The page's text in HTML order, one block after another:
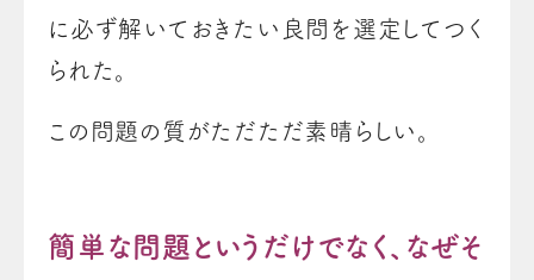
に必ず解いておきたい良問を選定してつく
られた。
この問題の質がただただ素晴らしい。
簡単な問題というだけでなく、なぜそ